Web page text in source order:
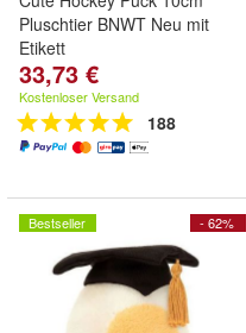
Pluschtier BNWT Neu mit
Etikett
33,73 €
Kostenloser Versand
188
- 62%
Bestseller